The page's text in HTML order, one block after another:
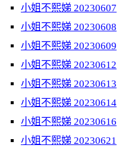
小姐不熙娣 20230607
小姐不熙娣 20230608
小姐不熙娣 20230609
小姐不熙娣 20230612
小姐不熙娣 20230613
小姐不熙娣 20230614
小姐不熙娣 20230616
小姐不熙娣 20230621